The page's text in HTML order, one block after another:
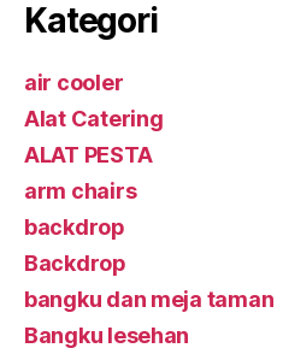
Kategori
air cooler
Alat Catering
ALAT PESTA
arm chairs
backdrop
Backdrop
bangku dan meja taman
Bangku lesehan